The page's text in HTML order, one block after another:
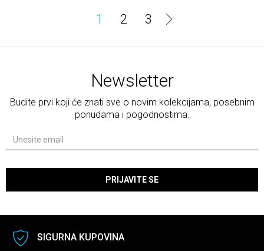
1 2 3
Newsletter
Budite prvi koji će znati sve o novim kolekcijama, posebnim
ponudama i pogodnostima.
PRIJAVITE SE
SIGURNA KUPOVINA